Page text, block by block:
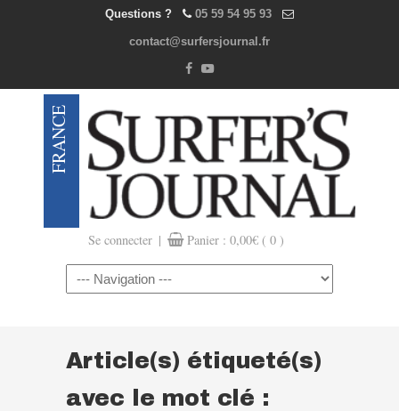
Questions ? 05 59 54 95 93
contact@surfersjournal.fr
Se connecter | Panier : 0,00€ ( 0 )
Navigation
Article(s) étiqueté(s)
avec le mot clé :